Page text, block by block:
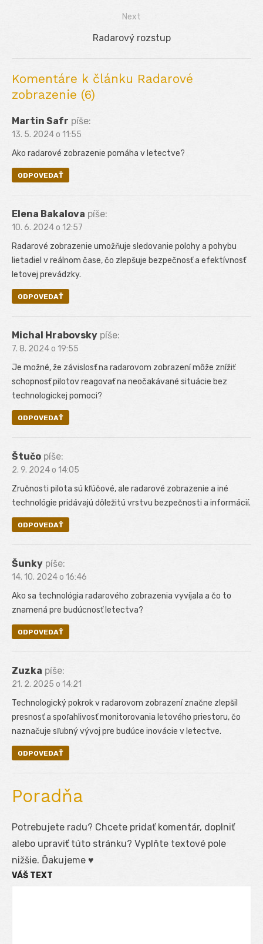
Next
Next
Radarový rozstup
Komentáre k článku Radarové
zobrazenie (6)
Martin Safr píše:
13. 5. 2024 o 11:55
Ako radarové zobrazenie pomáha v letectve?
ODPOVEDAŤ
Elena Bakalova píše:
10. 6. 2024 o 12:57
Radarové zobrazenie umožňuje sledovanie polohy a pohybu
lietadiel v reálnom čase, čo zlepšuje bezpečnosť a efektívnosť
letovej prevádzky.
ODPOVEDAŤ
Michal Hrabovsky píše:
7. 8. 2024 o 19:55
Je možné, že závislosť na radarovom zobrazení môže znížiť
schopnosť pilotov reagovať na neočakávané situácie bez
technologickej pomoci?
ODPOVEDAŤ
Štučo píše:
2. 9. 2024 o 14:05
Zručnosti pilota sú kľúčové, ale radarové zobrazenie a iné
technológie pridávajú dôležitú vrstvu bezpečnosti a informácií.
ODPOVEDAŤ
Šunky píše:
14. 10. 2024 o 16:46
Ako sa technológia radarového zobrazenia vyvíjala a čo to
znamená pre budúcnosť letectva?
ODPOVEDAŤ
Zuzka píše:
21. 2. 2025 o 14:21
Technologický pokrok v radarovom zobrazení značne zlepšil
presnosť a spoľahlivosť monitorovania letového priestoru, čo
naznačuje sľubný vývoj pre budúce inovácie v letectve.
ODPOVEDAŤ
Poradňa
Potrebujete radu? Chcete pridať komentár, doplniť
alebo upraviť túto stránku? Vyplňte textové pole
nižšie. Ďakujeme ♥
VÁŠ TEXT